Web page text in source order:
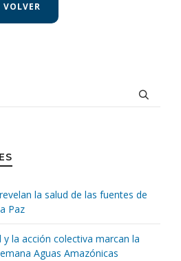
VOLVER
la salud de las fuentes de
Paz
la acción colectiva marcan la
Aguas Amazónicas